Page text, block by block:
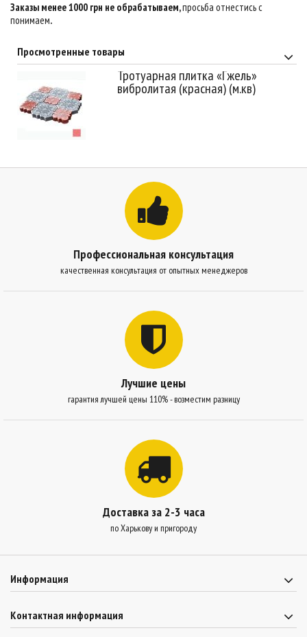
Заказы менее 1000 грн не обрабатываем,просьба отнестись с
понимаем.
Просмотренные товары
Тротуарная плитка «Гжель»
вибролитая (красная) (м.кв)
Профессиональная консультация
качественная консультация от опытных менеджеров
Лучшие цены
гарантия лучшей цены 110% - возместим разницу
Доставка за 2-3 часа
по Харькову и пригороду
Информация
Контактная информация